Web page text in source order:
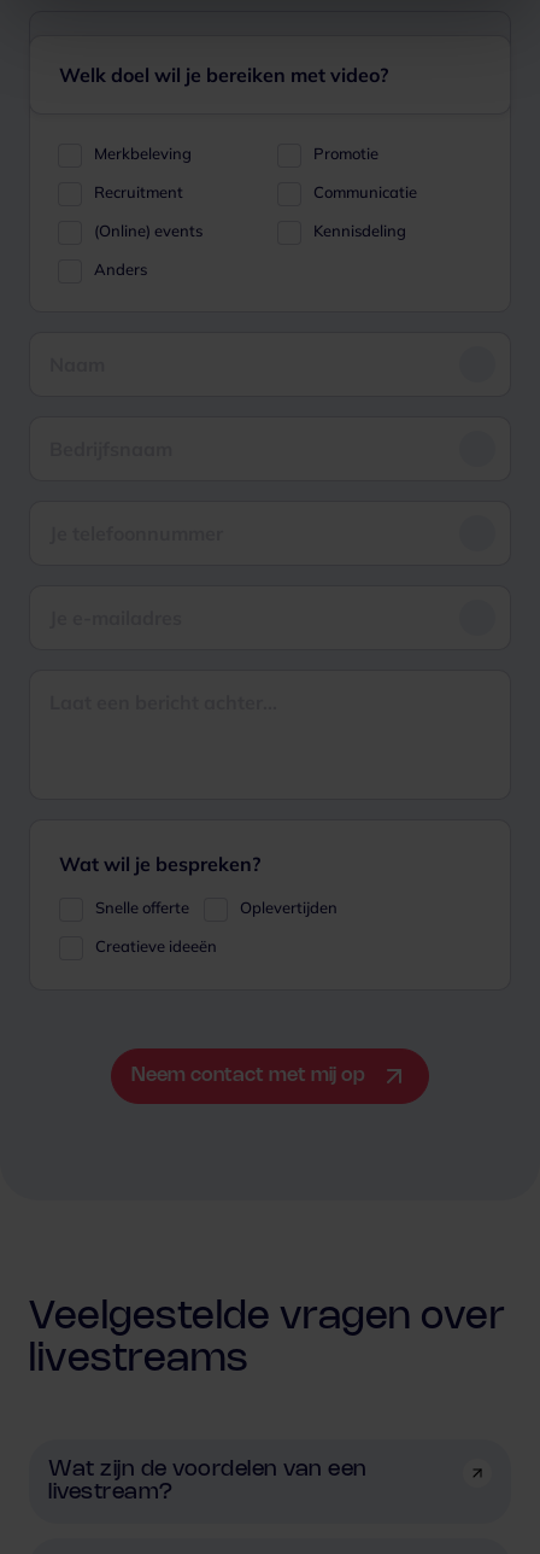
Welk doel wil je bereiken met video?
Merkbeleving
Promotie
Recruitment
Communicatie
(Online) events
Kennisdeling
Anders
Wat wil je bespreken?
Snelle offerte
Oplevertijden
Creatieve ideeën
Neem contact met mij op
Veelgestelde vragen over
livestreams
Wat zijn de voordelen van een
livestream?